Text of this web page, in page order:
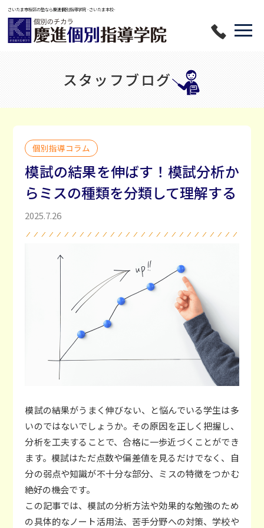
HOME
慶進の魅力
入塾の流れ
アクセス
スタッフブログ
講師募集
さいたま市桜区の塾なら慶進個別指導学院 -さいたま本校-
スタッフブログ
個別指導コラム
模試の結果を伸ばす！模試分析か
らミスの種類を分類して理解する
2025.7.26
模試の結果がうまく伸びない、と悩んでいる学生は多
いのではないでしょうか。その原因を正しく把握し、
分析を工夫することで、合格に一歩近づくことができ
ます。模試はただ点数や偏差値を見るだけでなく、自
分の弱点や知識が不十分な部分、ミスの特徴をつかむ
絶好の機会です。
この記事では、模試の分析方法や効果的な勉強のため
の具体的なノート活用法、苦手分野への対策、学校や